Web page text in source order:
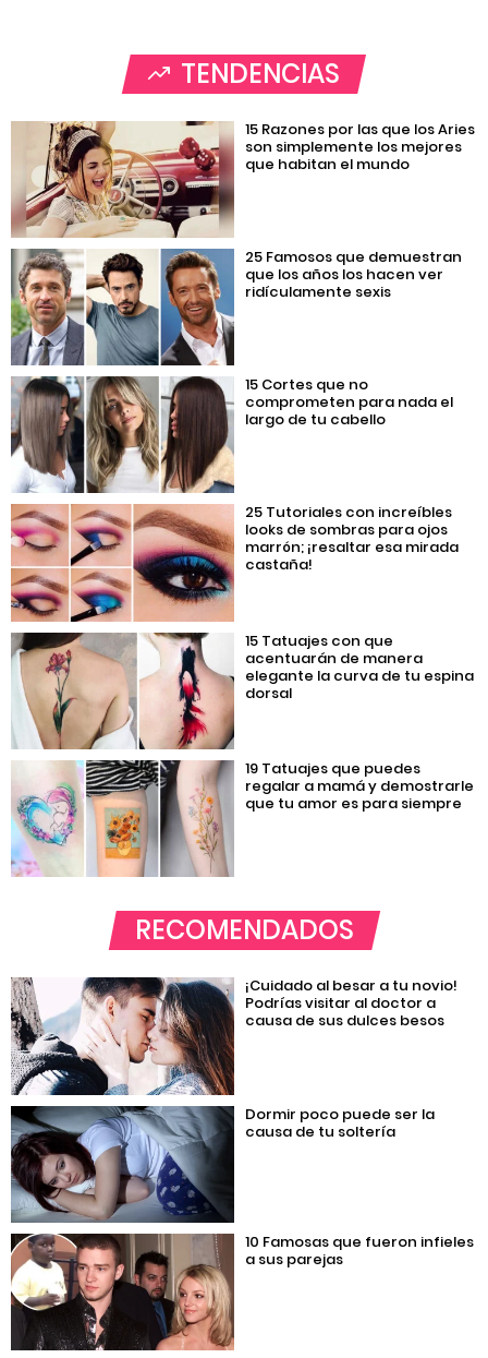
TENDENCIAS
15 Razones por las que los Aries
son simplemente los mejores
que habitan el mundo
25 Famosos que demuestran
que los años los hacen ver
ridículamente sexis
15 Cortes que no
comprometen para nada el
largo de tu cabello
25 Tutoriales con increíbles
looks de sombras para ojos
marrón; ¡resaltar esa mirada
castaña!
15 Tatuajes con que
acentuarán de manera
elegante la curva de tu espina
dorsal
19 Tatuajes que puedes
regalar a mamá y demostrarle
que tu amor es para siempre
RECOMENDADOS
¡Cuidado al besar a tu novio!
Podrías visitar al doctor a
causa de sus dulces besos
Dormir poco puede ser la
causa de tu soltería
10 Famosas que fueron infieles
a sus parejas